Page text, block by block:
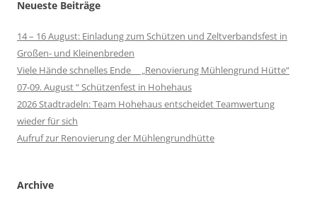
Neueste Beiträge
14 – 16 August: Einladung zum Schützen und Zeltverbandsfest in
Großen- und Kleinenbreden
Viele Hände schnelles Ende „Renovierung Mühlengrund Hütte“
07-09. August “ Schützenfest in Hohehaus
2026 Stadtradeln: Team Hohehaus entscheidet Teamwertung
wieder für sich
Aufruf zur Renovierung der Mühlengrundhütte
Archive